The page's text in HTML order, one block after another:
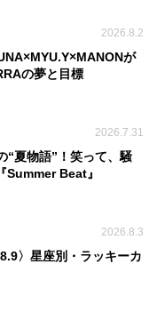
2026.8.2
が
の夢と目標
2026.7.31
“夏物語”！笑って、騒
Summer Beat』
2026.8.3
〉星座別・ラッキーカ